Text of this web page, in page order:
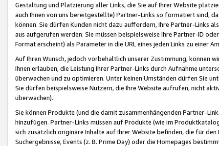
Gestaltung und Platzierung aller Links, die Sie auf Ihrer Website
auch Ihnen von uns bereitgestellte) Partner-Links so formatiert sind,
können. Sie dürfen Kunden nicht dazu auffordern, Ihre Partner-Links
aus aufgerufen werden. Sie müssen beispielsweise Ihre Partner-ID
Format erscheint) als Parameter in die URL eines jeden Links zu einer
Auf Ihren Wunsch, jedoch vorbehaltlich unserer Zustimmung, können
Ihnen erlauben, die Leistung Ihrer Partner-Links durch Aufnahme
überwachen und zu optimieren. Unter keinen Umständen dürfen Sie
Sie dürfen beispielsweise Nutzern, die Ihre Website aufrufen, nicht
überwachen).
Sie können Produkte (und die damit zusammenhängenden Partner-
hinzufügen. Partner-Links müssen auf Produkte (wie im
sich zusätzlich originäre Inhalte auf Ihrer Website befinden, die für
Suchergebnisse, Events (z. B. Prime Day) oder die Homepages